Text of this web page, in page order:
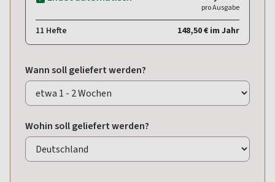
pro Ausgabe
11 Hefte 148,50 € im Jahr
Wann soll geliefert werden?
Wohin soll geliefert werden?